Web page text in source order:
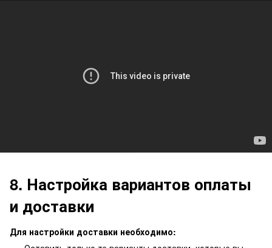
8. Настройка вариантов оплаты
и доставки
Для настройки доставки необходимо: